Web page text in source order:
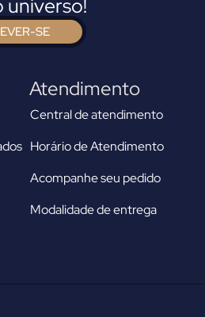
universo!
SE
Atendimento
Central de atendimento
Horário de Atendimento
Acompanhe seu pedido
Modalidade de entrega